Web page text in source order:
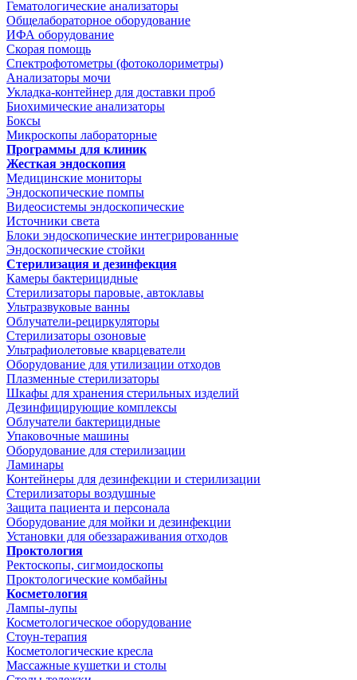
Гематологические анализаторы
Общелабораторное оборудование
ИФА оборудование
Скорая помощь
Спектрофотометры (фотоколориметры)
Анализаторы мочи
Укладка-контейнер для доставки проб
Биохимические анализаторы
Боксы
Микроскопы лабораторные
Программы для клиник
Жесткая эндоскопия
Медицинские мониторы
Эндоскопические помпы
Видеосистемы эндоскопические
Источники света
Блоки эндоскопические интегрированные
Эндоскопические стойки
Стерилизация и дезинфекция
Камеры бактерицидные
Стерилизаторы паровые, автоклавы
Ультразвуковые ванны
Облучатели-рециркуляторы
Стерилизаторы озоновые
Ультрафиолетовые кварцеватели
Оборудование для утилизации отходов
Плазменные стерилизаторы
Шкафы для хранения стерильных изделий
Дезинфицирующие комплексы
Облучатели бактерицидные
Упаковочные машины
Оборудование для стерилизации
Ламинары
Контейнеры для дезинфекции и стерилизации
Стерилизаторы воздушные
Защита пациента и персонала
Оборудование для мойки и дезинфекции
Установки для обеззараживания отходов
Проктология
Ректоскопы, сигмоидоскопы
Проктологические комбайны
Косметология
Лампы-лупы
Косметологическое оборудование
Стоун-терапия
Косметологические кресла
Массажные кушетки и столы